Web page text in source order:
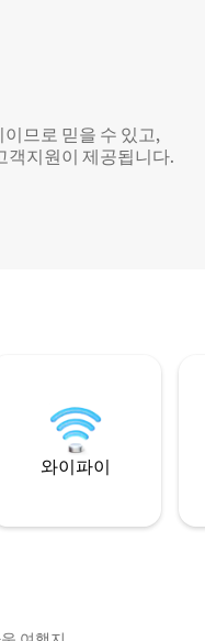
므로 믿을 수 있고,
객지원이 제공됩니다.
와이파이